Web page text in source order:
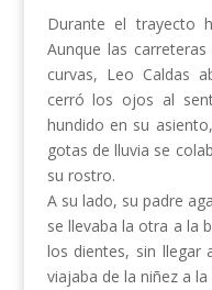
Durante el trayecto
Aunque las
curvas, Leo Caldas
cerró los ojos al
hundido en su
gotas de lluvia se
su rostro.
A su lado, su padre
se llevaba la otra a la
los dientes, sin llegar
viajaba de la niñez a